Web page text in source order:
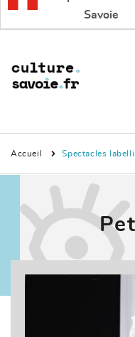
Savoie
Accueil Spectacles